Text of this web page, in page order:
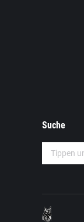
Suche
Search: